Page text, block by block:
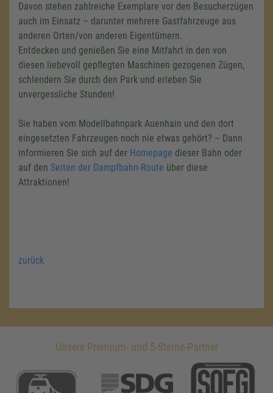
Davon stehen zahlreiche Exemplare vor den Besucherzügen
auch im Einsatz – darunter mehrere Gastfahrzeuge aus
anderen Orten/von anderen Eigentümern.
Entdecken und genießen Sie eine Mitfahrt in den von
diesen liebevoll gepflegten Maschinen gezogenen Zügen,
schlendern Sie durch den Park und erleben Sie
unvergessliche Stunden!
Sie haben vom Modellbahnpark Auenhain und den dort
eingesetzten Fahrzeugen noch nie etwas gehört? – Dann
informieren Sie sich auf der Homepage dieser Bahn oder
auf den Seiten der Dampfbahn-Route über diese
Attraktionen!
zurück
Unsere Premium- und 5-Sterne-Partner